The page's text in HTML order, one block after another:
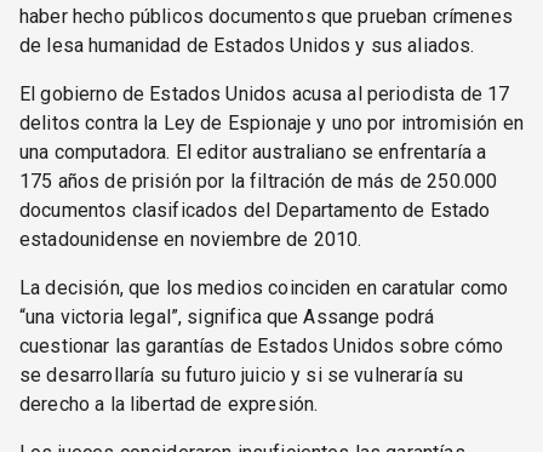
haber hecho públicos documentos que prueban crímenes
de lesa humanidad de Estados Unidos y sus aliados.
El gobierno de Estados Unidos acusa al periodista de 17
delitos contra la Ley de Espionaje y uno por intromisión en
una computadora. El editor australiano se enfrentaría a
175 años de prisión por la filtración de más de 250.000
documentos clasificados del Departamento de Estado
estadounidense en noviembre de 2010.
La decisión, que los medios coinciden en caratular como
“una victoria legal”, significa que Assange podrá
cuestionar las garantías de Estados Unidos sobre cómo
se desarrollaría su futuro juicio y si se vulneraría su
derecho a la libertad de expresión.